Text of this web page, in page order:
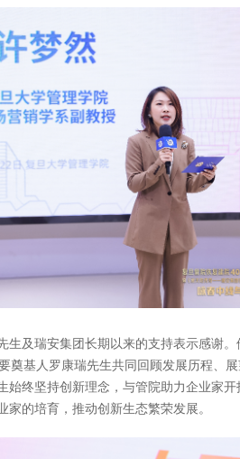
生及瑞安集团长期以来的支持表示感谢
奠基人罗康瑞先生共同回顾发展历程、
始终坚持创新理念，与管院助力企业家
的培育，推动创新生态繁荣发展。